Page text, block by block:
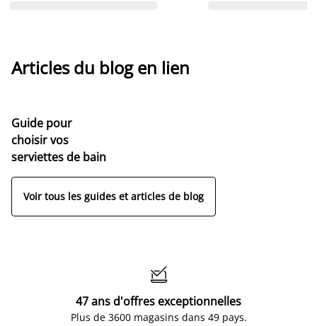
Articles du blog en lien
Guide pour
choisir vos
serviettes de bain
Voir tous les guides et articles de blog

47 ans d'offres exceptionnelles
Plus de 3600 magasins dans 49 pays.